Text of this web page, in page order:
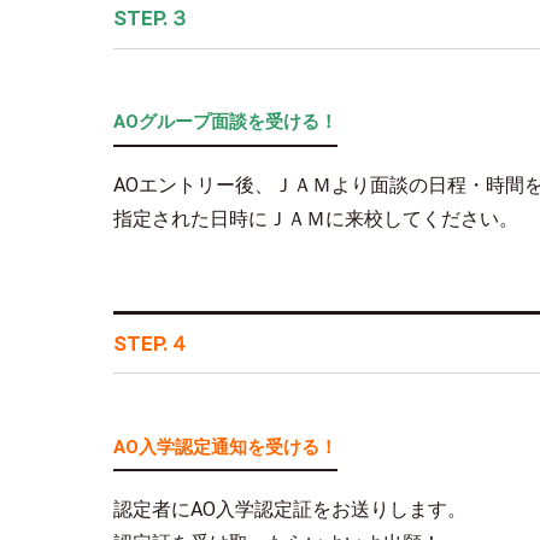
STEP.３
AOグループ面談を受ける！
AOエントリー後、ＪＡＭより面談の日程・時間
指定された日時にＪＡＭに来校してください。
STEP.４
AO入学認定通知を受ける！
認定者にAO入学認定証をお送りします。